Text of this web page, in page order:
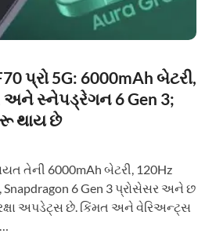
પ્રો 5G: 6000mAh બેટરી,
અને સ્નેપડ્રેગન 6 Gen 3;
થાય છે
તેની 6000mAh બેટરી, 120Hz
Snapdragon 6 Gen 3 પ્રોસેસર અને છ
અપડેટ્સ છે. કિંમત અને વેરિઅન્ટ્સ